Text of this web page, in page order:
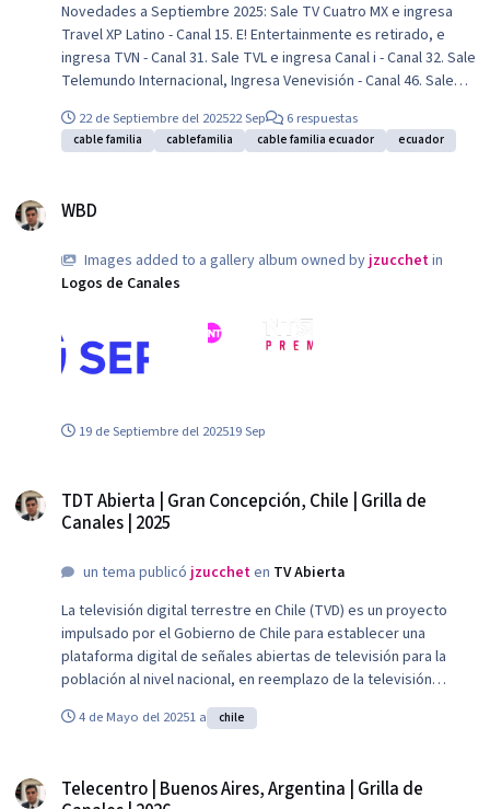
Novedades a Septiembre 2025: Sale TV Cuatro MX e ingresa
Travel XP Latino - Canal 15. E! Entertainmente es retirado, e
ingresa TVN - Canal 31. Sale TVL e ingresa Canal i - Canal 32. Sale
Telemundo Internacional, Ingresa Venevisión - Canal 46. Sale
Cuatro MX e ingresa Eurochannel - Canal 63. Sale Studio
Universal, e Ingresa Dum Dum Canal 66 Sale Universal TV, e
Sale Telemundo Internacional HD, e ingresa RCN Novelas HD,
22 de Septiembre del 202522 Sep 6 respuestas
cable familia cablefamilia cable familia ecuador ecuador
WBD
Images added to a gallery album owned by jzucchetin
Logos de Canales
TNT Novelas White.png
TNTSports.pngTNTSportsCL
19 de Septiembre del 202519 Sep
TDT Abierta | Gran Concepción, Chile | Grilla de
Canales | 2025
un tema publicó jzuccheten TV Abierta
La televisión digital terrestre en Chile (TVD) es un proyecto
impulsado por el Gobierno de Chile para establecer una
plataforma digital de señales abiertas de televisión para la
población al nivel nacional, en reemplazo de la televisión
analógica la cual emite en las frecuencias VHF y UHF. Gracias a
Soto por la información.
4 de Mayo del 20251 a chile
Telecentro | Buenos Aires, Argentina | Grilla de